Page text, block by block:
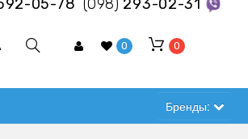
05-78 (098) 293-02-31
0 0
Бренды: